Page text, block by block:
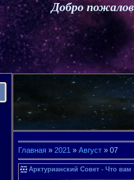
Добро
Главная » 2021 » Август » 07
Арктурианский Совет - Что вам